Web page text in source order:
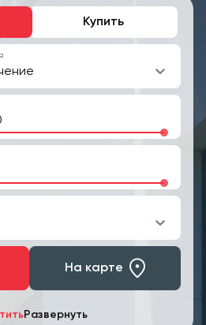
Купить
Развернуть
На карте